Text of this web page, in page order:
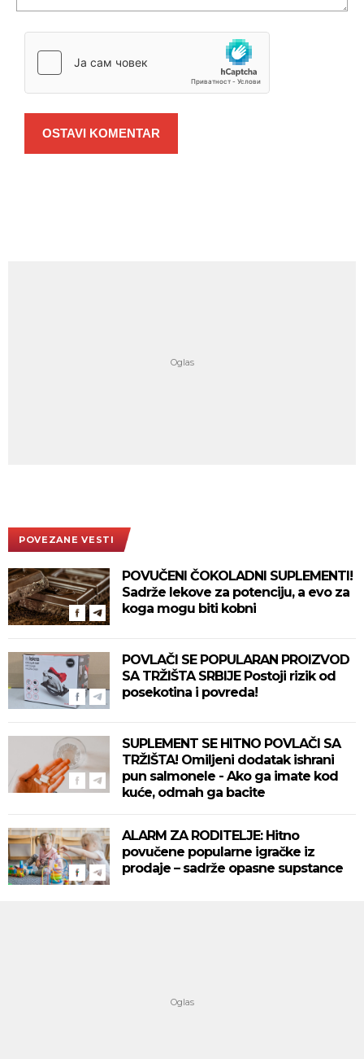
OSTAVI KOMENTAR
POVEZANE VESTI
POVUČENI ČOKOLADNI SUPLEMENTI!
Sadrže lekove za potenciju, a evo za
koga mogu biti kobni
POVLAČI SE POPULARAN PROIZVOD
SA TRŽIŠTA SRBIJE Postoji rizik od
posekotina i povreda!
SUPLEMENT SE HITNO POVLAČI SA
TRŽIŠTA! Omiljeni dodatak ishrani
pun salmonele - Ako ga imate kod
kuće, odmah ga bacite
ALARM ZA RODITELJE: Hitno
povučene popularne igračke iz
prodaje – sadrže opasne supstance